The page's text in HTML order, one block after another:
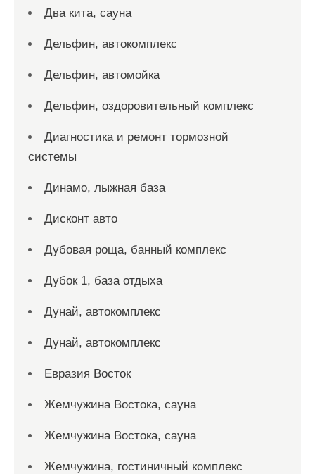
Два кита, сауна
Дельфин, автокомплекс
Дельфин, автомойка
Дельфин, оздоровительный комплекс
Диагностика и ремонт тормозной
системы
Динамо, лыжная база
Дисконт авто
Дубовая роща, банный комплекс
Дубок 1, база отдыха
Дунай, автокомплекс
Дунай, автокомплекс
Евразия Восток
Жемчужина Востока, сауна
Жемчужина Востока, сауна
Жемчужина, гостиничный комплекс